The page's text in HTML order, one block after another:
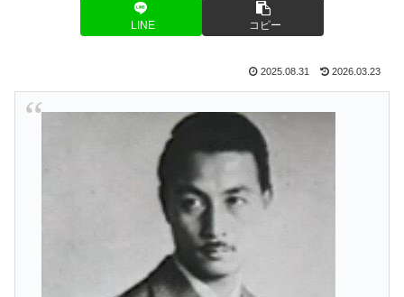
LINE コピー
2025.08.31 2026.03.23